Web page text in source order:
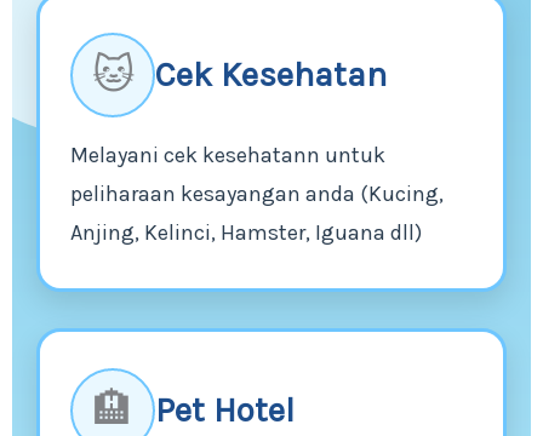
🐱 Cek Kesehatan
Melayani cek kesehatann untuk
peliharaan kesayangan anda (Kucing,
Anjing, Kelinci, Hamster, Iguana dll)
🏨 Pet Hotel